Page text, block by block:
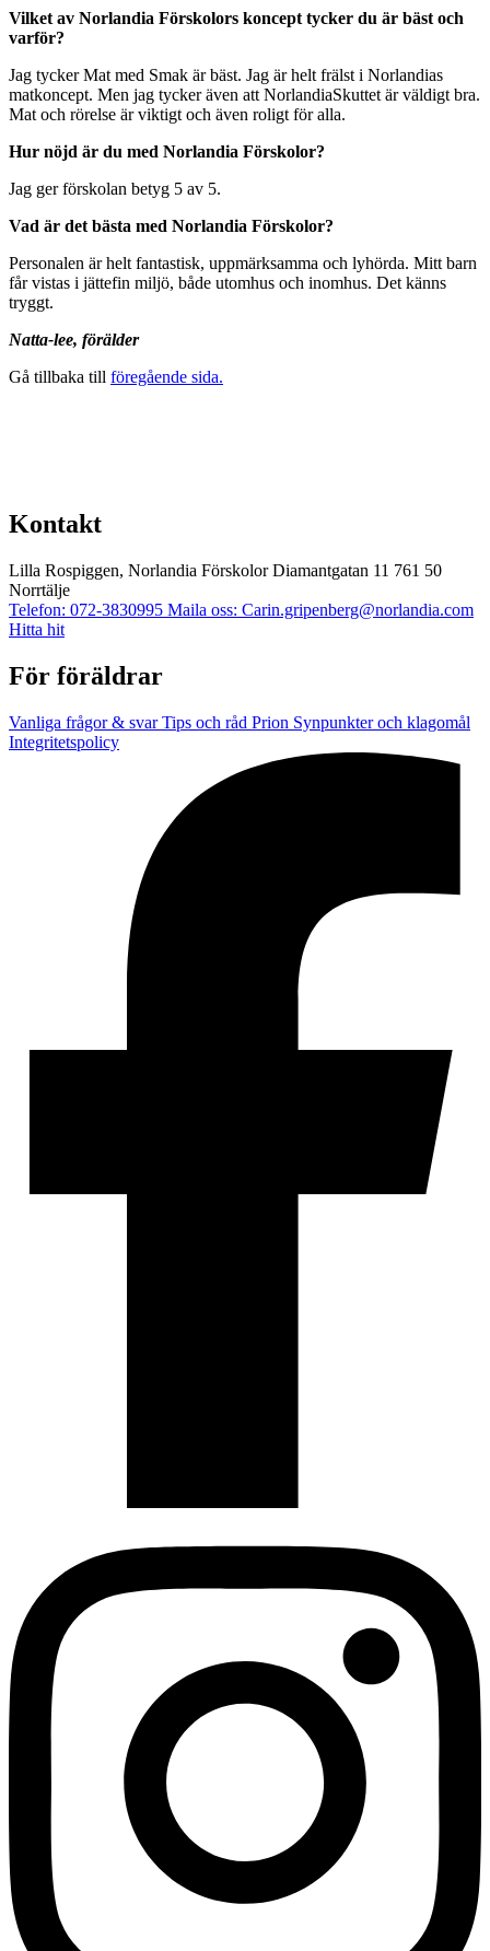
Vilket av Norlandia Förskolors koncept tycker du är bäst och
varför?
Jag tycker Mat med Smak är bäst. Jag är helt frälst i Norlandias
matkoncept. Men jag tycker även att NorlandiaSkuttet är väldigt bra.
Mat och rörelse är viktigt och även roligt för alla.
Hur nöjd är du med Norlandia Förskolor?
Jag ger förskolan betyg 5 av 5.
Vad är det bästa med Norlandia Förskolor?
Personalen är helt fantastisk, uppmärksamma och lyhörda. Mitt barn
får vistas i jättefin miljö, både utomhus och inomhus. Det känns
tryggt.
Natta-lee, förälder
Gå tillbaka till föregående sida.
Kontakt
Lilla Rospiggen, Norlandia Förskolor Diamantgatan 11 761 50
Norrtälje
Telefon: 072-3830995 Maila oss: Carin.gripenberg@norlandia.com
Hitta hit
För föräldrar
Vanliga frågor & svarTips och råd Prion Synpunkter och klagomål
Integritetspolicy